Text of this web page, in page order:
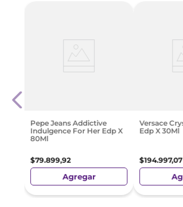
Pepe Jeans Addictive
Indulgence For Her Edp X
80Ml
$79.899,92
Agregar
Versace
Edp X 30Ml
$194.997,07